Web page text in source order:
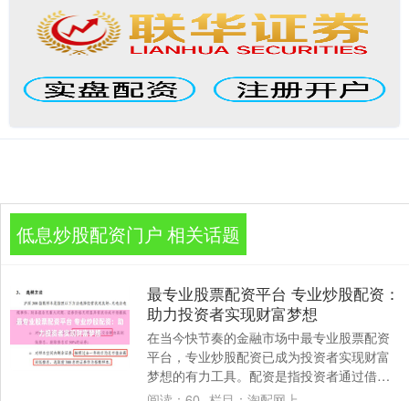
低息炒股配资门户 相关话题
最专业股票配资平台 专业炒股配资：
助力投资者实现财富梦想
在当今快节奏的金融市场中最专业股票配资
平台，专业炒股配资已成为投资者实现财富
梦想的有力工具。配资是指投资者通过借贷
资金来放大自己的投资规模，从而获得更高